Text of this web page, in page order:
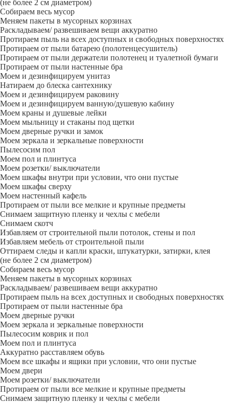
(не более 2 см диаметром)
Собираем весь мусор
Меняем пакеты в мусорных корзинах
Раскладываем/ развешиваем вещи аккуратно
Протираем пыль на всех доступных и свободных поверхностях
Протираем от пыли батарею (полотенцесушитель)
Протираем от пыли держатели полотенец и туалетной бумаги
Протираем от пыли настенные бра
Моем и дезинфицируем унитаз
Натираем до блеска сантехнику
Моем и дезинфицируем раковину
Моем и дезинфицируем ванную/душевую кабину
Моем краны и душевые лейки
Моем мыльницу и стаканы под щетки
Моем дверные ручки и замок
Моем зеркала и зеркальные поверхности
Пылесосим пол
Моем пол и плинтуса
Моем розетки/ выключатели
Моем шкафы внутри при условии, что они пустые
Моем шкафы сверху
Моем настенный кафель
Протираем от пыли все мелкие и крупные предметы
Снимаем защитную пленку и чехлы с мебели
Снимаем скотч
Избавляем от строительной пыли потолок, стены и пол
Избавляем мебель от строительной пыли
Оттираем следы и капли краски, штукатурки, затирки, клея
(не более 2 см диаметром)
Собираем весь мусор
Меняем пакеты в мусорных корзинах
Раскладываем/ развешиваем вещи аккуратно
Протираем пыль на всех доступных и свободных поверхностях
Протираем от пыли настенные бра
Моем дверные ручки
Моем зеркала и зеркальные поверхности
Пылесосим коврик и пол
Моем пол и плинтуса
Аккуратно расставляем обувь
Моем все шкафы и ящики при условии, что они пустые
Моем двери
Моем розетки/ выключатели
Протираем от пыли все мелкие и крупные предметы
Снимаем защитную пленку и чехлы с мебели